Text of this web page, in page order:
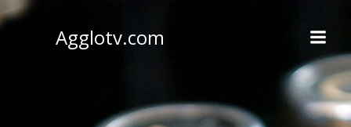
Agglotv.com